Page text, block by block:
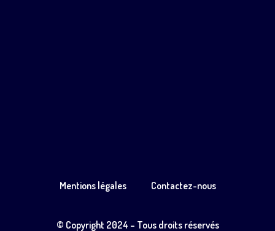
Mentions légales Contactez-nous
© Copyright 2024 – Tous droits réservés